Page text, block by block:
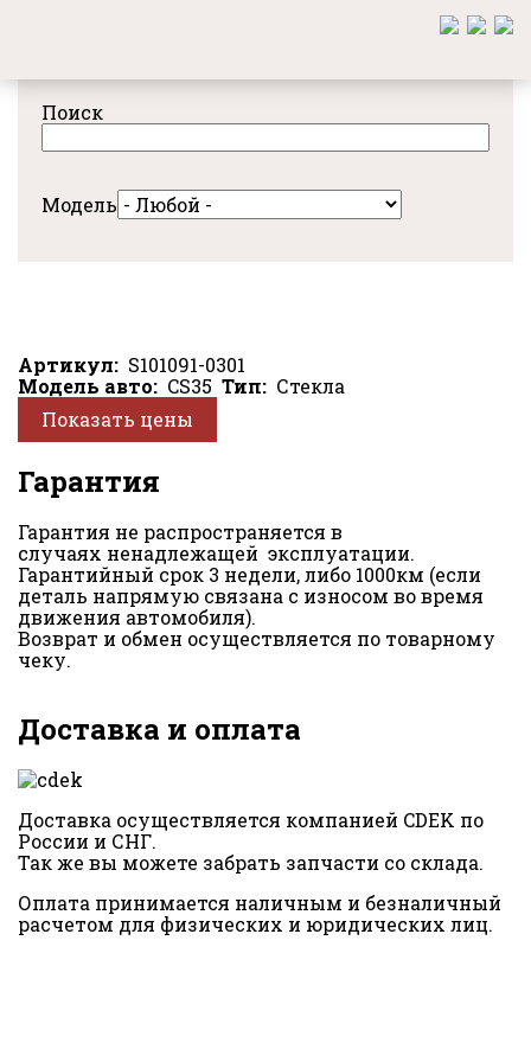
содержанию
Поиск
Модель
Артикул
S101091-0301
Модель авто
CS35 Тип
Стекла
Показать цены
Гарантия
Гарантия не распространяется в
случаях ненадлежащей эксплуатации.
Гарантийный срок 3 недели, либо 1000км (если
деталь напрямую связана с износом во время
движения автомобиля).
Возврат и обмен осуществляется по товарному
чеку.
Доставка и оплата
Доставка осуществляется компанией CDEK по
России и СНГ.
Так же вы можете забрать запчасти со склада.
Оплата принимается наличным и безналичный
расчетом для физических и юридических лиц.